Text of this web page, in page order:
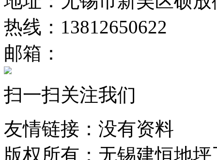
热线：13812650622
邮箱：
扫一扫关注我们
友情链接：没有资料
版权所有：无锡建恒地